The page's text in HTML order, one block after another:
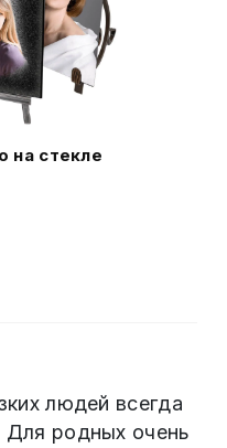
на стекле
людей всегда
родных очень